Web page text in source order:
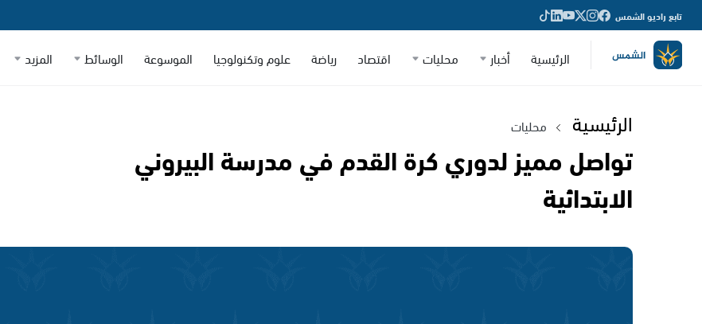
تابع راديو الشمس
الرئيسية أخبار محليات اقتصاد رياضة علوم وتكنولوجيا الموسوعة الوسائط المزيد
الرئيسية محليات
تواصل مميز لدوري كرة القدم في مدرسة البيروني
الابتدائية